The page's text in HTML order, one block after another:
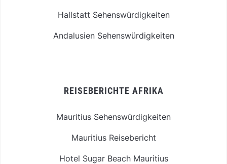
Hallstatt Sehenswürdigkeiten
Andalusien Sehenswürdigkeiten
REISEBERICHTE AFRIKA
Mauritius Sehenswürdigkeiten
Mauritius Reisebericht
Hotel Sugar Beach Mauritius